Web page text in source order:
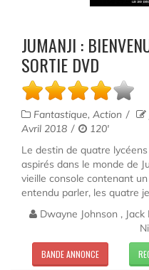
JUMANJI :
SORTIE DVD
Fantastique, Action
Avril 2018
120'
Le destin de quatre
aspirés dans le monde de
vieille console contenant
entendu parler, les quatre
Dwayne Johnson ,
BANDE ANNONCE